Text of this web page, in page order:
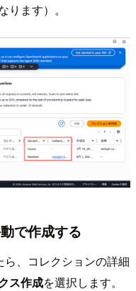
ます）。
で作成する
、コレクションの詳細
ス作成を選択します。